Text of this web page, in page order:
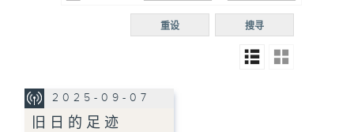
R5
普通
搜寻
重设
2025-09-07
旧日的足迹